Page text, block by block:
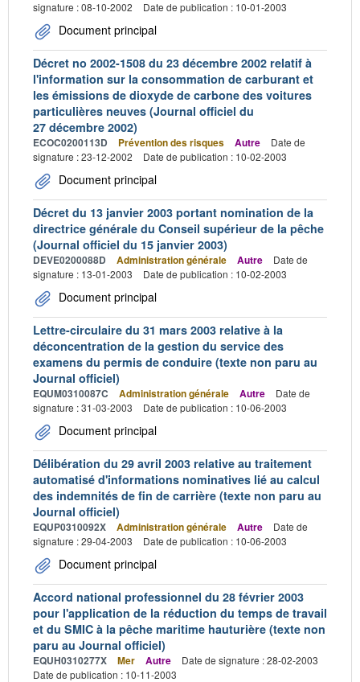
signature : 08-10-2002 Date de publication : 10-01-2003
Document principal
Décret no 2002-1508 du 23 décembre 2002 relatif à
l'information sur la consommation de carburant et
les émissions de dioxyde de carbone des voitures
particulières neuves (Journal officiel du
27 décembre 2002)
ECOC0200113D Prévention des risques Autre
Date de
signature : 23-12-2002
Date de publication : 10-02-2003
Document principal
Décret du 13 janvier 2003 portant nomination de la
directrice générale du Conseil supérieur de la pêche
(Journal officiel du 15 janvier 2003)
DEVE0200088D Administration générale Autre
Date de
signature : 13-01-2003
Date de publication : 10-02-2003
Document principal
Lettre-circulaire du 31 mars 2003 relative à la
déconcentration de la gestion du service des
examens du permis de conduire (texte non paru au
Journal officiel)
EQUM0310087C Administration générale Autre
Date de
signature : 31-03-2003
Date de publication : 10-06-2003
Document principal
Délibération du 29 avril 2003 relative au traitement
automatisé d'informations nominatives lié au calcul
des indemnités de fin de carrière (texte non paru au
Journal officiel)
EQUP0310092X Administration générale Autre
Date de
signature : 29-04-2003
Date de publication : 10-06-2003
Document principal
Accord national professionnel du 28 février 2003
pour l'application de la réduction du temps de travail
et du SMIC à la pêche maritime hauturière (texte non
paru au Journal officiel)
EQUH0310277X Mer Autre
Date de signature : 28-02-2003
Date de publication : 10-11-2003